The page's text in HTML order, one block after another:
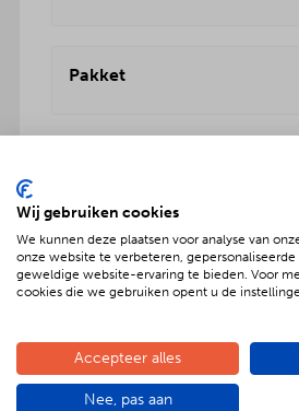
Pakket
Geniet met nóg
Verras jouw gezelschap met
aankleding op tafel. Voor maar
porseleinen schalen
genieten met nóg
Wij gebruiken cookies
We kunnen deze plaatsen voor analyse van
onze website te verbeteren,
geweldige website-ervaring te bieden. Voor
cookies die we gebruiken opent u de
Accepteer alles
Nee, pas aan